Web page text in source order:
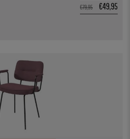
€79,95 €49,95